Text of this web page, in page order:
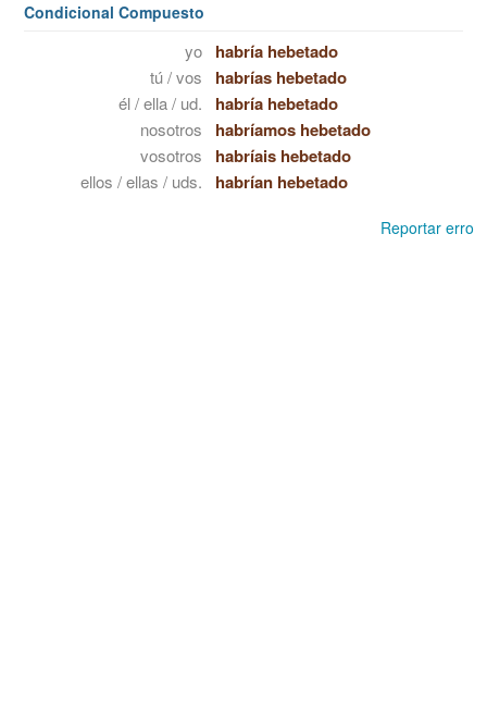
Condicional Compuesto
yo habría hebetado
tú / vos habrías hebetado
él / ella / ud. habría hebetado
nosotros habríamos hebetado
vosotros habríais hebetado
ellos / ellas / uds. habrían hebetado
Reportar erro